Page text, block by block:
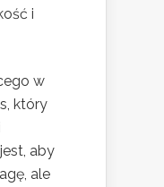
i
w
który
aby
ale